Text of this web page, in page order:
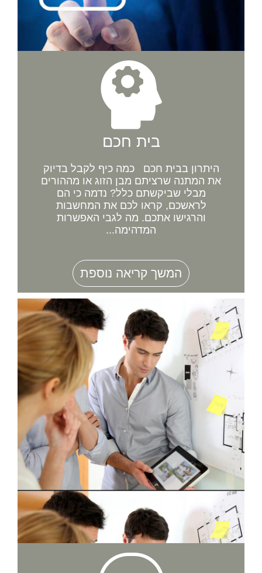
בית חכם
היתרון בבית חכם כמה כיף לקבל בדיוק
את המתנה שרציתם מבן הזוג או מההורים
מבלי שביקשתם כלל? נדמה כי הם
לראשכם, קראו לכם את המחשבות
והרגישו אתכם. מה לגבי האפשרות
המדהימה...
המשך קריאה נוספת